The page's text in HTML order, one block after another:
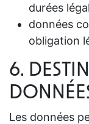
durées
données
obligation
6.
Les données